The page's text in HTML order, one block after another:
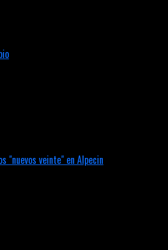
"nuevos veinte" en Alpecin